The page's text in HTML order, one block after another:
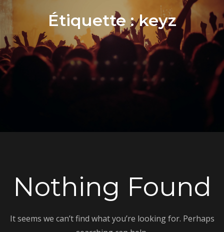
Étiquette :keyz
Nothing Found
It seems we can’t find what you’re looking for. Perhaps